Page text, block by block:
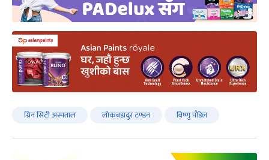
ग्रिन सिटी अस्पताल लोकबहादुर टण्डन विष्णु पौडेल